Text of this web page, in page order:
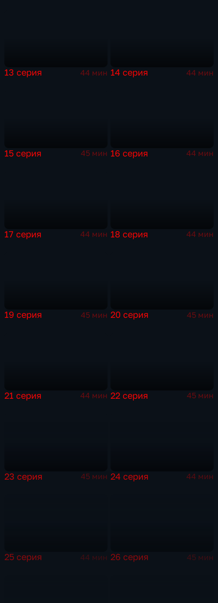
13 серия 44 мин 14 серия 44 мин
15 серия 45 мин 16 серия 44 мин
17 серия 44 мин 18 серия 44 мин
19 серия 45 мин 20 серия 45 мин
21 серия 44 мин 22 серия 45 мин
23 серия 45 мин 24 серия 44 мин
25 серия 44 мин 26 серия 45 мин